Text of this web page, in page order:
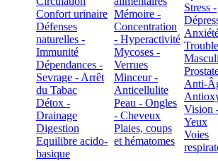
Confort urinaire
Défenses
naturelles -
Immunité
Dépendances -
Sevrage - Arrêt
du Tabac
Détox -
Drainage
Digestion
Equilibre acido-
basique
Mémoire -
Concentration
- Hyperactivité
Mycoses -
Verrues
Minceur -
Anticellulite
Peau - Ongles
- Cheveux
Plaies, coups
et hématomes
Stress -
Anti-
Vision
Yeux
Voies